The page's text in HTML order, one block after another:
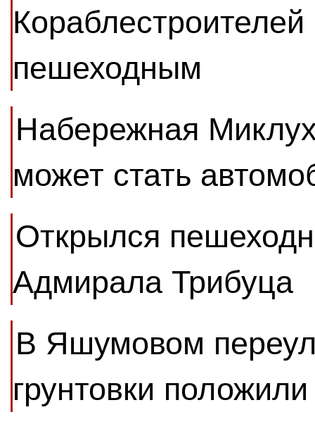
пешеходным
Набережная
может стать
Открылся
Адмирала Трибуца
В Яшумовом
грунтовки